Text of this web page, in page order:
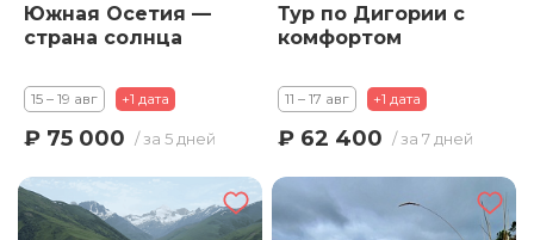
Южная Осетия —
страна солнца
15 – 19 авг +1 дата
₽ 75 000 / за 5 дней
Тур по Дигории с
комфортом
11 – 17 авг +1 дата
₽ 62 400 / за 7 дней